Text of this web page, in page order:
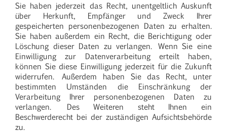
Sie haben jederzeit das Recht, unentgeltlich Auskunft
über Herkunft, Empfänger und Zweck Ihrer
gespeicherten personenbezogenen Daten zu erhalten.
Sie haben außerdem ein Recht, die Berichtigung oder
Löschung dieser Daten zu verlangen. Wenn Sie eine
Einwilligung zur Datenverarbeitung erteilt haben,
können Sie diese Einwilligung jederzeit für die Zukunft
widerrufen. Außerdem haben Sie das Recht, unter
bestimmten Umständen die Einschränkung der
Verarbeitung Ihrer personenbezogenen Daten zu
verlangen. Des Weiteren steht Ihnen ein
Beschwerderecht bei der zuständigen Aufsichtsbehörde
zu.